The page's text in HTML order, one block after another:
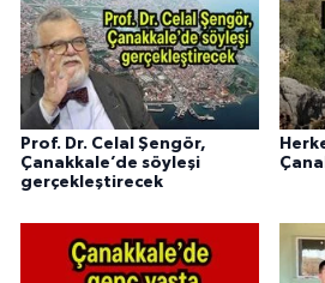
Prof. Dr. Celal Şengör,
Çanakkale’de söyleşi
gerçekleştirecek